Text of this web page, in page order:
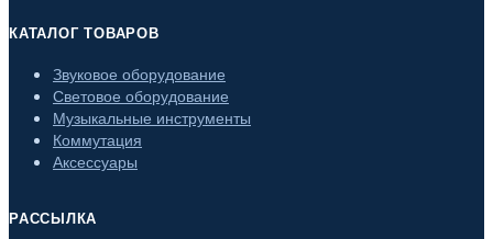
КАТАЛОГ ТОВАРОВ
Звуковое оборудование
Световое оборудование
Музыкальные инструменты
Коммутация
Аксессуары
РАССЫЛКА